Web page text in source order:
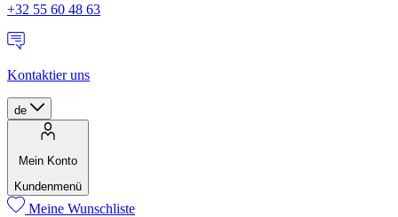
+32 55 60 48 63
Kontaktier uns
de
Mein Konto
Kundenmenü
Meine Wunschliste